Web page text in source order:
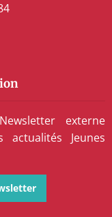
externe
Jeunes